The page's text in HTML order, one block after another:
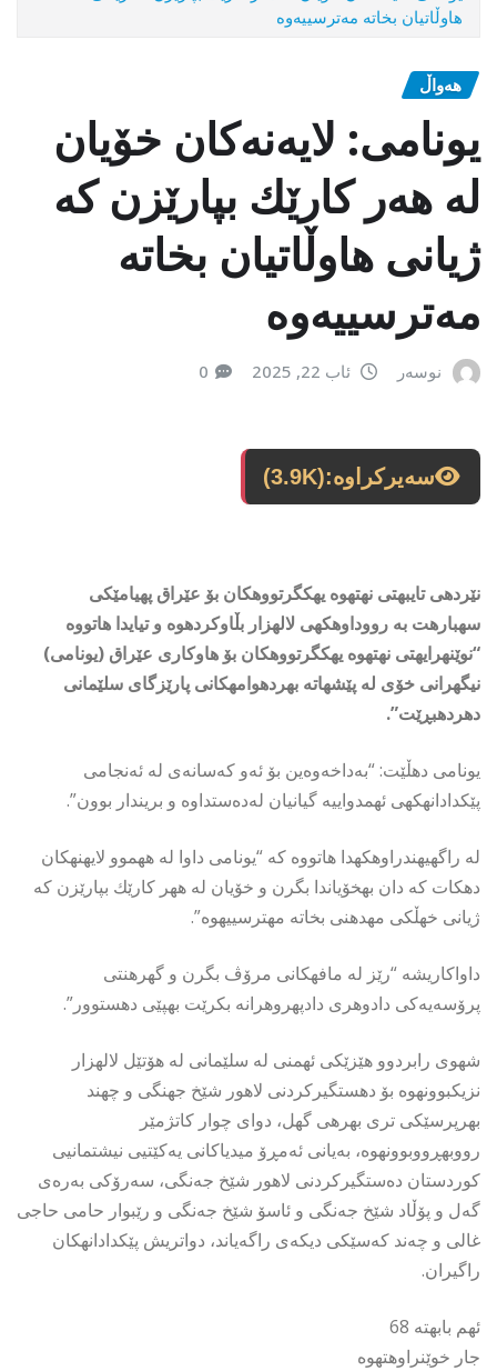
هاوڵاتیان بخاته‌ مه‌ترسییه‌وه‌
هەواڵ
یونامی‌: لایه‌نه‌كان خۆیان
له‌ هه‌ر كارێك بپارێزن كه‌
ژیانی‌ هاوڵاتیان بخاته‌
مه‌ترسییه‌وه‌
نوسەر ئاب 22, 2025 0
سەیرکراوە:(3.9K)
نێردهی تایبهتی نهتهوه یهكگرتووهكان بۆ عێراق پهیامێكی
سهبارهت به رووداوهكهی لالهزار بڵاوكردهوه و تیایدا هاتووه
“نوێنهرایهتی نهتهوه یهكگرتووهكان بۆ هاوكاری عێراق (یونامی)
نیگهرانی خۆی له پێشهاته بهردهوامهكانی پارێزگای سلێمانی
دهردهبڕێت”.
یونامی دهڵێت: “بەداخەوەین بۆ ئەو کەسانەی لە ئەنجامی
پێكدادانهكهی ئهمدواییه گیانیان لەدەستداوە و بریندار بوون”.
له راگهیهندراوهكهدا هاتووه كه “یونامی داوا له ههموو لایهنهكان
دهكات كه دان بهخۆیاندا بگرن و خۆیان له ههر كارێك بپارێزن كه
ژیانی خهڵكی مهدهنی بخاته مهترسییهوه”.
داواكاریشه “رێز له مافهكانی مرۆڤ بگرن و گهرهنتی
پرۆسەیەکی دادوهری دادپهروهرانه بكرێت بهپێی دهستوور”.
شهوی رابردوو هێزێكی ئهمنی له سلێمانی له هۆتێل لالهزار
نزیكبوونهوه بۆ دهستگیركردنی لاهور شێخ جهنگی و چهند
بهرپرسێكی تری بهرهی گهل، دوای چوار كاتژمێر
رووبهڕووبوونهوه، بەیانی ئەمڕۆ میدیاکانی یەکێتیی نیشتمانیی
کوردستان دەستگیرکردنی لاهور شێخ جەنگی، سەرۆکی بەرەی
گەل و پۆڵاد شێخ جەنگی و ئاسۆ شێخ جەنگی و رێبوار حامی حاجی
غالی و چەند کەسێکی دیکەی راگەیاند، دواتریش پێكدادانهكان
راگیران.
ئهم بابهته 68
جار خوێنراوهتهوه